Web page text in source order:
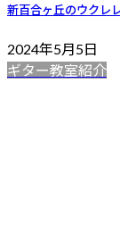
新百合ヶ丘のウクレ
2024年5月5日
ギター教室紹介